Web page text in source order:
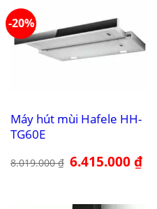
-20%
Máy hút mùi Hafele HH-
TG60E
8.019.000₫ Giá
gốc
6.415.000₫Giá
hiện